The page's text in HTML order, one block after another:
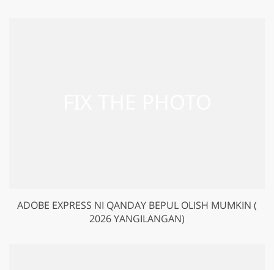
ADOBE EXPRESS NI QANDAY BEPUL OLISH MUMKIN (
2026 YANGILANGAN)